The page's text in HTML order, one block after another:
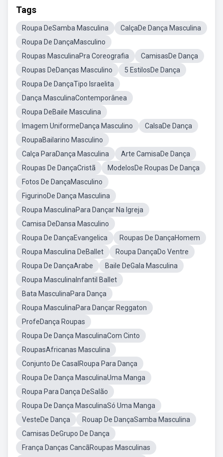
Tags
Roupa DeSamba Masculina
CalçaDe Dança Masculina
Roupa De DançaMasculino
Roupas MasculinaPra Coreografia
CamisasDe Dança
Roupas DeDanças Masculino
5 EstilosDe Dança
Roupa De DançaTipo Israelita
Dança MasculinaContemporânea
Roupa DeBaile Masculina
Imagem UniformeDança Masculino
CalsaDe Dança
RoupaBailarino Masculino
Calça ParaDança Masculina
Arte CamisaDe Dança
Roupas De DançaCristã
ModelosDe Roupas De Dança
Fotos De DançaMasculino
FigurinoDe Dança Masculina
Roupa MasculinaPara Dançar Na Igreja
Camisa DeDansa Masculino
Roupa De DançaEvangelica
Roupas De DançaHomem
Roupa Masculina DeBallet
Roupa DançaDo Ventre
Roupa De DançaArabe
Baile DeGala Masculina
Roupa MasculinaInfantil Ballet
Bata MasculinaPara Dança
Roupa MasculinaPara Dançar Reggaton
ProfeDança Roupas
Roupa De Dança MasculinaCom Cinto
RoupasAfricanas Masculina
Conjunto De CasalRoupa Para Dança
Roupa De Dança MasculinaUma Manga
Roupa Para Dança DeSalão
Roupa De Dança MasculinaSó Uma Manga
VesteDe Dança
Rouap De DançaSamba Masculina
Camisas DeGrupo De Dança
França Danças CancãRoupas Masculinas